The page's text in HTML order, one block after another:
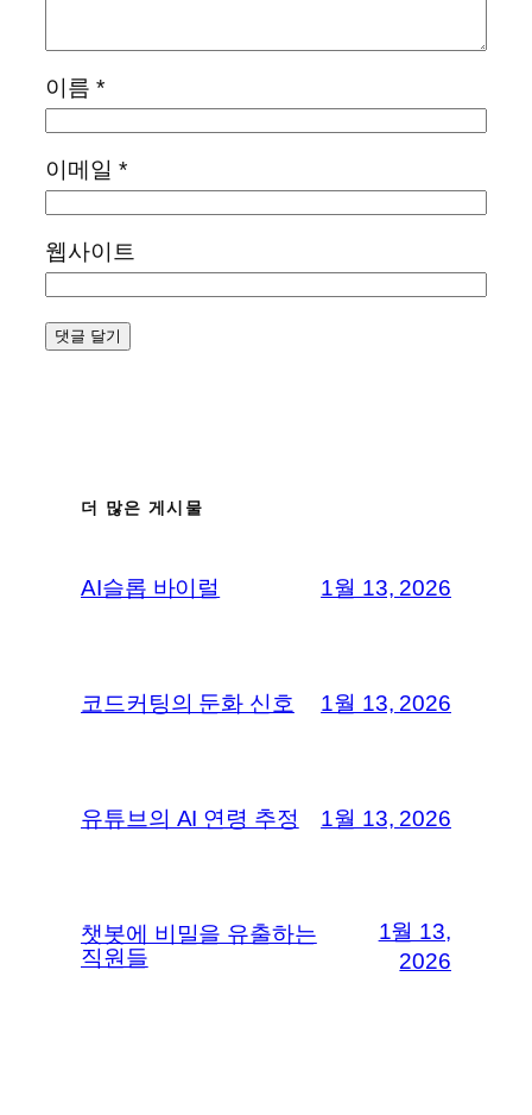
이름 *
이메일 *
웹사이트
더 많은 게시물
AI슬롭 바이럴 1월 13, 2026
코드커팅의 둔화 신호 1월 13, 2026
유튜브의 AI 연령 추정 1월 13, 2026
챗봇에 비밀을 유출하는
직원들
1월 13,
2026